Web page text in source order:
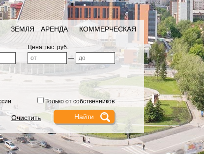
ЗЕМЛЯ АРЕНДА КОММЕРЧЕСКАЯ
Цена тыс. руб.
—
Только от собственников
Очистить